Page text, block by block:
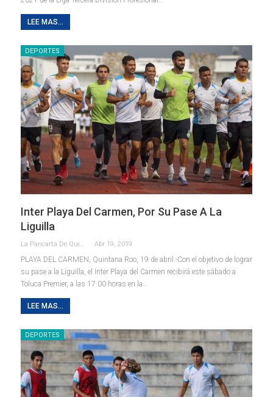
LEE MAS...
DEPORTES
Inter Playa Del Carmen, Por Su Pase A La
Liguilla
Abr 19, 2019
PLAYA DEL CARMEN, Quintana Roo, 19 de abril.-Con el objetivo de lograr
su pase a la Liguilla, el Inter Playa del Carmen recibirá este sábado a
Toluca Premier, a las 17:00 horas en la…
LEE MAS...
DEPORTES